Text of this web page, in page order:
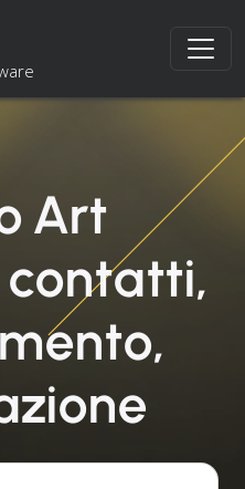
Art
contatti,